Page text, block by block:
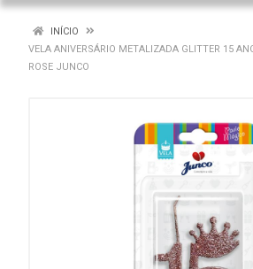
INÍCIO
VELA ANIVERSÁRIO METALIZADA GLITTER 15
ROSE JUNCO